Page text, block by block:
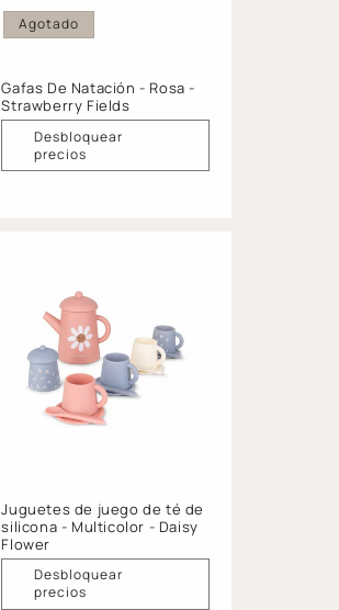
Agotado
Gafas De Natación - Rosa -
Strawberry Fields
Desbloquear
precios
Juguetes de juego de té de
silicona - Multicolor - Daisy
Flower
Desbloquear
precios